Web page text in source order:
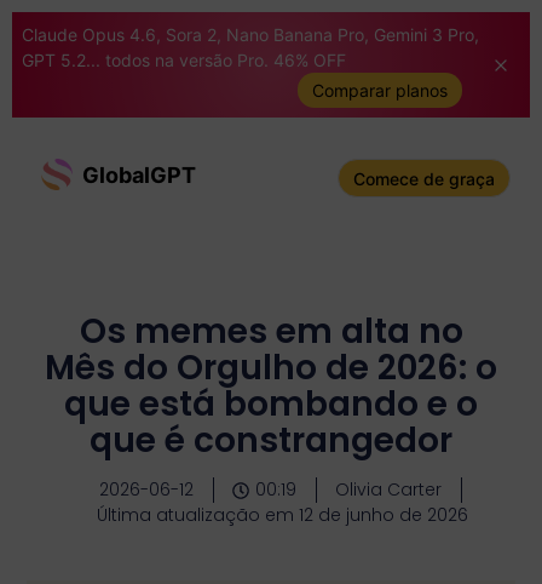
Claude Opus 4.6, Sora 2, Nano Banana Pro, Gemini 3 Pro,
GPT 5.2... todos na versão Pro. 46% OFF
Comparar planos
GlobalGPT Comece de graça
Os memes em alta no
Mês do Orgulho de 2026: o
que está bombando e o
que é constrangedor
2026-06-12 00:19
Olivia Carter
Última atualização em 12 de junho de 2026